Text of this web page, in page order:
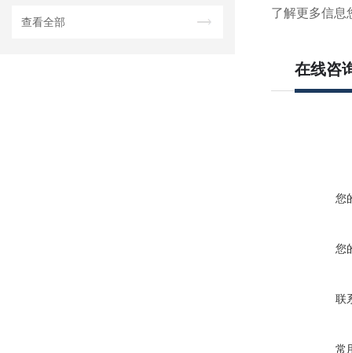
查看全部
了解更多信息
在线咨
您
您
联
常